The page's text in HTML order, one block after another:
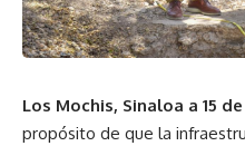
Los Mochis, Sinaloa a 15
propósito de que la